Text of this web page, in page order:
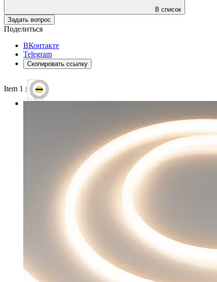
В список
Задать вопрос
Поделиться
ВКонтакте
Telegram
Скопировать ссылку
Item 1 of 6